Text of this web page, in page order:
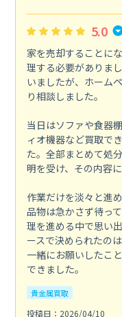
5.0
家を売却することに
理する必要がありま
いましたが、ホーム
り相談しました。
当日はソファや食器
ィオ機器など買取で
た。全部まとめて処
明を受け、その内容
作業だけを淡々と進
品物は急かさず待っ
理を進める中で思い
ースで決められたの
一緒にお願いしたこ
できました。
貴金属買取
投稿日：2026/04/10